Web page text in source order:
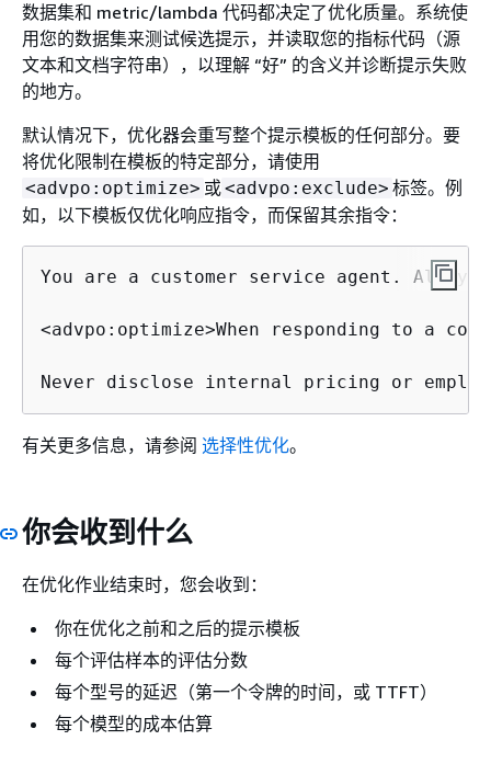
数据集和 metric/lambda 代码都决定了优化质量。系统使
用您的数据集来测试候选提示，并读取您的指标代码（源
文本和文档字符串），以理解 “好” 的含义并诊断提示失败
的地方。
默认情况下，优化器会重写整个提示模板的任何部分。要
将优化限制在模板的特定部分，请使用
<advpo:optimize> 或<advpo:exclude> 标签。例
如，以下模板仅优化响应指令，而保留其余指令：
You are a customer service agent.
<advpo:optimize>When responding to a
Never disclose internal pricing or
有关更多信息，请参阅 选择性优化。
你会收到什么
在优化作业结束时，您会收到：
你在优化之前和之后的提示模板
每个评估样本的评估分数
每个型号的延迟（第一个令牌的时间，或 TTFT）
每个模型的成本估算